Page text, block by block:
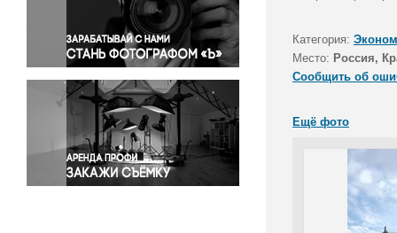
Правосудие
Происшествия и конфликты
Религия
Светская жизнь
Спорт
Экология
Экономика и бизнес
Категория:
Место: Россия,
Сообщить об
Ещё фото